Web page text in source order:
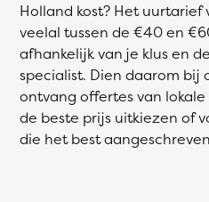
Holland kost? Het
veelal tussen de €40 en
afhankelijk van je klus en
specialist. Dien daarom bij
ontvang offertes van
de beste prijs uitkiezen of
die het best